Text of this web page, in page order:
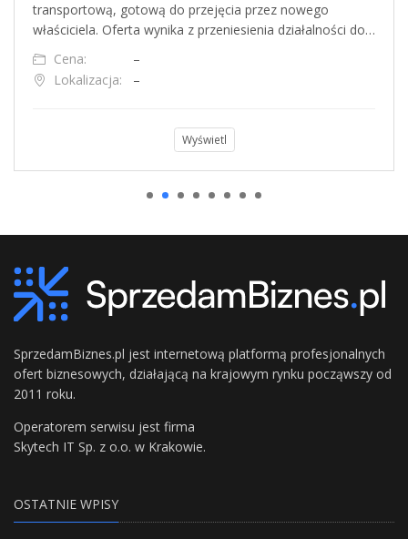
transportową, gotową do przejęcia przez nowego
właściciela. Oferta wynika z przeniesienia działalności do…
Cena:
–
Lokalizacja:
–
Wyświetl
SprzedamBiznes.pl jest internetową platformą profesjonalnych
ofert biznesowych, działającą na krajowym rynku począwszy od
2011 roku.
Operatorem serwisu jest firma
Skytech IT Sp. z o.o. w Krakowie.
OSTATNIE WPISY